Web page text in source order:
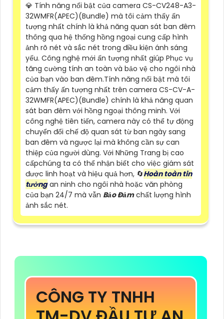
💎 Tính năng nổi bật của camera CS-CV248-A3-
32WMFR(APEC)(Bundle) mà tôi cảm thấy ấn
tượng nhất chính là khả năng quan sát ban đêm
thông qua hệ thống hồng ngoại cung cấp hình
ảnh rõ nét và sắc nét trong điều kiện ánh sáng
yếu. Công nghệ mới ấn tượng nhất giúp Phục vụ
tăng cường tính an toàn và bảo vệ cho ngôi nhà
của bạn vào ban đêm.Tính năng nổi bật mà tôi
cảm thấy ấn tượng nhất trên camera CS-CV-A-
32WMFR(APEC)(Bundle) chính là khả năng quan
sát ban đêm với hồng ngoại thông minh. Với
công nghệ tiên tiến, camera này có thể tự động
chuyển đổi chế độ quan sát từ ban ngày sang
ban đêm và ngược lại mà không cần sự can
thiệp của người dùng. Với Những Trang bị cao
cấpchúng ta có thể nhận biết cho việc giám sát
được linh hoạt và hiệu quả hơn, 🔄Hoàn toàn tin
tưởngan ninh cho ngôi nhà hoặc văn phòng
của bạn 24/7 mà vẫn Bảo Đảmchất lượng hình
ảnh sắc nét.
CÔNG TY TNHH